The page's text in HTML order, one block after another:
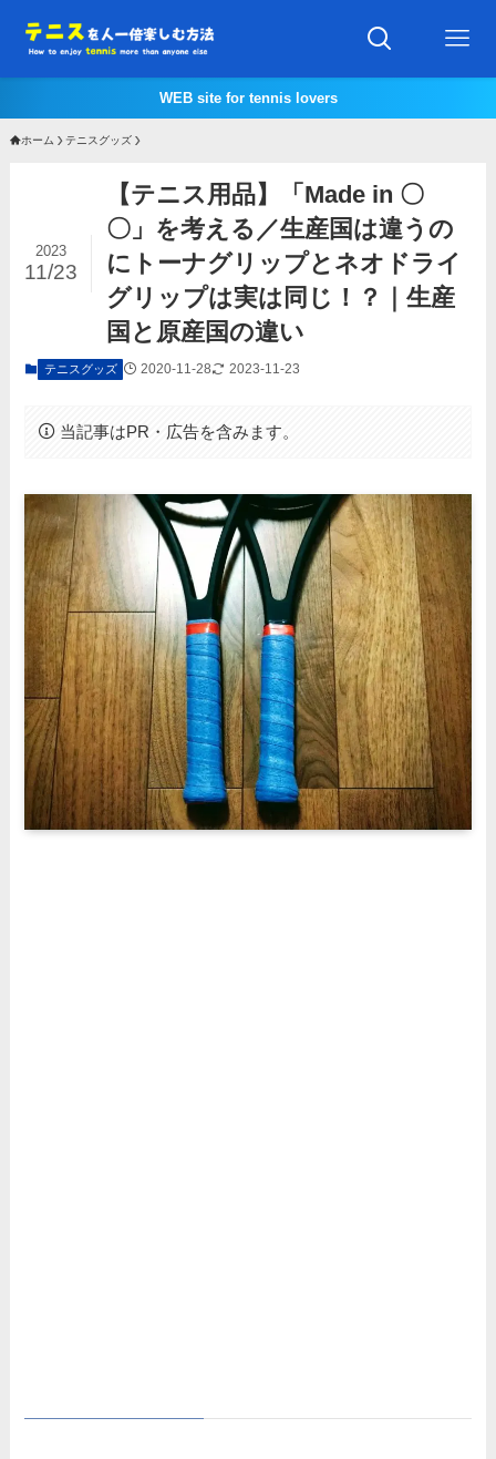
WEB site for tennis lovers
ホーム テニスグッズ
【テニス用品】「Made in 〇
〇」を考える／生産国は違うの
にトーナグリップとネオドライ
グリップは実は同じ！？｜生産
国と原産国の違い
2023
11/23
テニスグッズ 2020-11-28 2023-11-23
当記事はPR・広告を含みます。